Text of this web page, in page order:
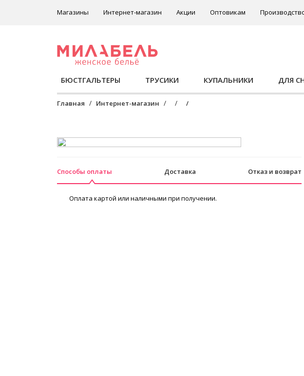
Магазины Интернет-магазин Акции Оптовикам
БЮСТГАЛЬТЕРЫ ТРУСИКИ КУПАЛЬНИКИ ДЛЯ
Главная Интернет-магазин
Способы оплаты Доставка Отказ и возврат
Оплата картой или наличными при получении.